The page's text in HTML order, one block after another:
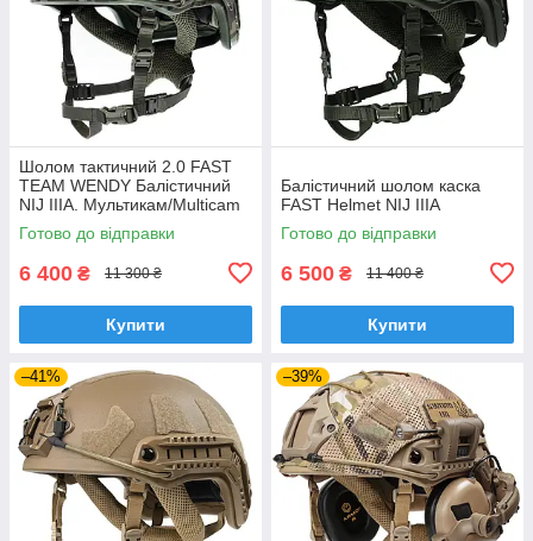
Шолом тактичний 2.0 FAST
TEAM WENDY Балістичний
NIJ IIIA. Мультикам/Multicam
Готово до відправки
6 400 ₴ 11 300 ₴
Купити
Балістичний шолом каска
FAST Helmet NIJ IIIA
Готово до відправки
6 500 ₴ 11 400 ₴
Купити
–41% –39%